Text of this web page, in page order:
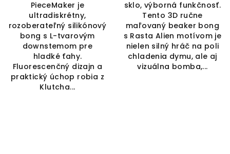
PieceMaker je
ultradiskrétny,
rozoberateľný silikónový
bong s L-tvarovým
downstemom pre
hladké ťahy.
Fluorescenčný dizajn a
praktický úchop robia z
Klutcha...
sklo, výborná funkčnosť.
Tento 3D ručne
maľovaný beaker bong
s Rasta Alien motívom je
nielen silný hráč na poli
chladenia dymu, ale aj
vizuálna bomba,...